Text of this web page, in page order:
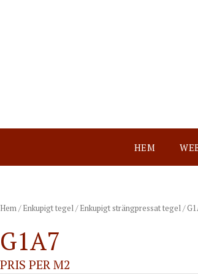
HEM
Hem/Enkupigt tegel/Enkupigt strängpressat tegel/
G1A7
PRIS PER M2